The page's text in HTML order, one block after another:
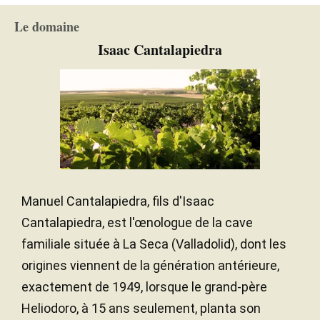
and less complete than the 2019, a little more
advance perhaps. At the same time, it's easier to
May 2022 after 11 months in barrel and eight
months in stainless steel.
— Luis Gutiérrez (31/01/2023)
Robert Parker Wine Advocate
Millésime 2020 - 92 PARKER
TYPE DE BOIS Chêne français
El Chivitero
ÂGE DE LA VIGNE
Galets / Argiles / Calcaire
Méditerranéen à influence
continentale
Le domaine
Isaac Cantalapiedra
Manuel Cantalapiedra, fils d'Isaac
Cantalapiedra, est l'œnologue de la cave
familiale située à La Seca (Valladolid), dont les
origines viennent de la génération antérieure,
exactement de 1949, lorsque le grand-père
Heliodoro, à 15 ans seulement, planta son